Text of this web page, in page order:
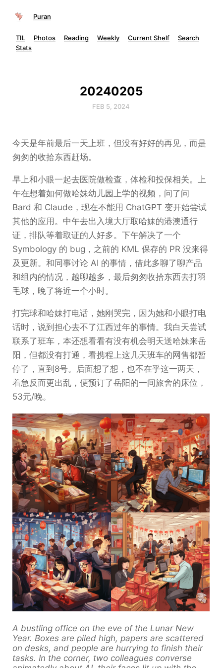
Puran
TIL Photos Reading Weekly Current Shelf
Search
Stats
20240205
FEB 5, 2024
今天是年前最后一天上班，但没有好好的再见，而是
匆匆的收拾东西赶场。
早上和小眼一起去医院做检查，体检和投保相关。上
午在想着如何做哈妹幼儿园上学的视频，问了问
Bard 和 Claude，现在不能用 ChatGPT 变开始尝试
其他的应用。中午去出入境大厅取哈妹的港澳通行
证，排队等着取证的人好多。下午解决了一个
Symbology 的 bug，之前的 KML 保存的 PR 没来得
及更新。和同事讨论 AI 的事情，借此多聊了聊产品
和组内的情况，越聊越多，最后匆匆收拾东西去打羽
毛球，晚了将近一个小时。
打完球和哈妹打电话，她刚哭完，因为她和小眼打电
话时，说到担心去不了江西过年的事情。我白天尝试
联系了班车，本还想看看有没有机会明天送哈妹来岳
阳，但都没有打通，看携程上这几天班车的网售都暂
停了，直到8号。后面想了想，也不在乎这一两天，
着急反而更出乱，便预订了岳阳的一间旅舍的床位，
53元/晚。
A bustling office on the eve of the Lunar New
Year. Boxes are piled high, papers are scattered
on desks, and people are hurrying to finish their
tasks. In the corner, two colleagues converse